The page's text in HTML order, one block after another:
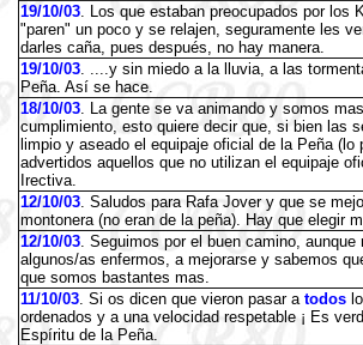
19/10/03. Los que estaban preocupados por los
"paren" un poco y se relajen, seguramente les
darles caña, pues después, no hay manera.
19/10/03. ....y sin miedo a la lluvia, a las
Peña. Así se hace.
18/10/03. La gente se va animando y somos
cumplimiento, esto quiere decir que, si bien las
limpio y aseado el equipaje oficial de la Peña
advertidos aquellos que no utilizan el equipaje
Irectiva.
12/10/03. Saludos para Rafa Jover y que se
montonera (no eran de la peña). Hay que elegir
12/10/03. Seguimos por el buen camino,
algunos/as enfermos, a mejorarse y sabemos
que somos bastantes mas.
11/10/03. Si os dicen que vieron pasar a todos
ordenados y a una velocidad respetable ¡ Es
Espíritu de la Peña.